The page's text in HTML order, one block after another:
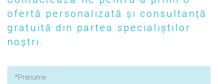
ofertă personalizată și consultanță
gratuită din partea specialiștilor
noștri.